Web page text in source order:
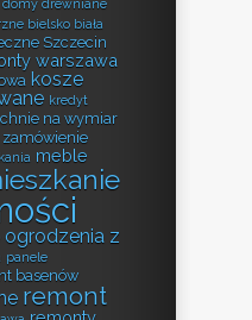
domy drewniane
bielsko biała
Szczecin
warszawa
kosze
kredyt
na wymiar
meble
ogrodzenia z
panele
basenów
remont